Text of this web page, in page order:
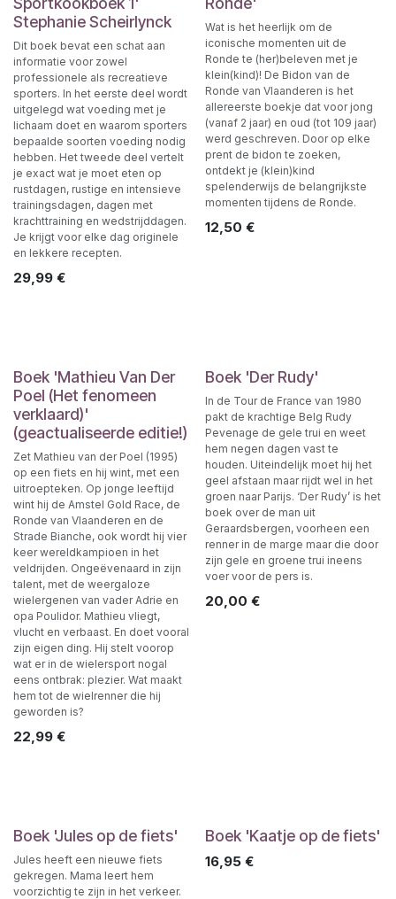
Stephanie Scheirlynck
Dit boek bevat een schat aan
informatie voor zowel
professionele als recreatieve
sporters. In het eerste deel wordt
uitgelegd wat voeding met je
lichaam doet en waarom sporters
bepaalde soorten voeding nodig
hebben. Het tweede deel vertelt
je exact wat je moet eten op
rustdagen, rustige en intensieve
trainingsdagen, dagen met
krachttraining en wedstrijddagen.
Je krijgt voor elke dag originele
en lekkere recepten.
29,99 €
Wat is het heerlijk om de
iconische momenten uit de
Ronde te (her)beleven met je
klein(kind)! De Bidon van de
Ronde van Vlaanderen is het
allereerste boekje dat voor jong
(vanaf 2 jaar) en oud (tot 109 jaar)
werd geschreven. Door op elke
prent de bidon te zoeken,
ontdekt je (klein)kind
spelenderwijs de belangrijkste
momenten tijdens de Ronde.
12,50 €
Boek 'Mathieu Van Der
Poel (Het fenomeen
verklaard)'
(geactualiseerde editie!)
Zet Mathieu van der Poel (1995)
op een fiets en hij wint, met een
uitroepteken. Op jonge leeftijd
wint hij de Amstel Gold Race, de
Ronde van Vlaanderen en de
Strade Bianche, ook wordt hij vier
keer wereldkampioen in het
veldrijden. Ongeëvenaard in zijn
talent, met de weergaloze
wielergenen van vader Adrie en
opa Poulidor. Mathieu vliegt,
vlucht en verbaast. En doet vooral
zijn eigen ding. Hij stelt voorop
wat er in de wielersport nogal
eens ontbrak: plezier. Wat maakt
hem tot de wielrenner die hij
geworden is?
22,99 €
Boek 'Der Rudy'
In de Tour de France van 1980
pakt de krachtige Belg Rudy
Pevenage de gele trui en weet
hem negen dagen vast te
houden. Uiteindelijk moet hij het
geel afstaan maar rijdt wel in het
groen naar Parijs. ‘Der Rudy’ is het
boek over de man uit
Geraardsbergen, voorheen een
renner in de marge maar die door
zijn gele en groene trui ineens
voer voor de pers is.
20,00 €
Boek 'Jules op de fiets'
Jules heeft een nieuwe fiets
gekregen. Mama leert hem
voorzichtig te zijn in het verkeer.
Boek 'Kaatje op de fiets'
16,95€